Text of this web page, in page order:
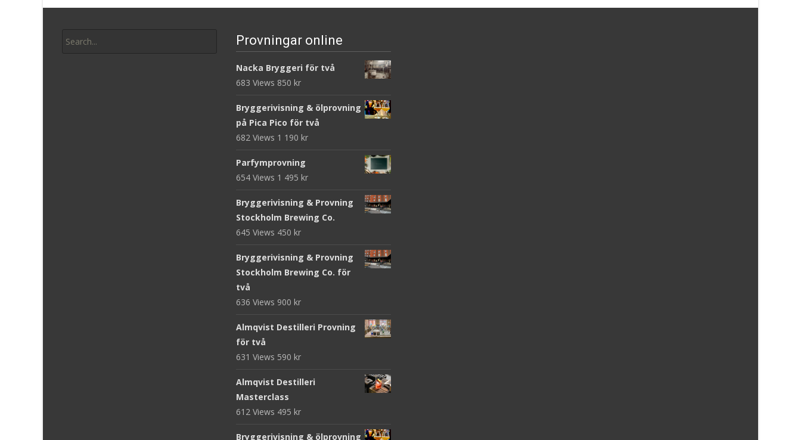
for:
Provningar online
Nacka Bryggeri för två
683 Views 850 kr
Bryggerivisning & ölprovning
på Pica Pico för två
682 Views 1 190 kr
Parfymprovning
654 Views 1 495 kr
Bryggerivisning & Provning
Stockholm Brewing Co.
645 Views 450 kr
Bryggerivisning & Provning
Stockholm Brewing Co. för
två
636 Views 900 kr
Almqvist Destilleri Provning
för två
631 Views 590 kr
Almqvist Destilleri
Masterclass
612 Views 495 kr
Bryggerivisning & ölprovning